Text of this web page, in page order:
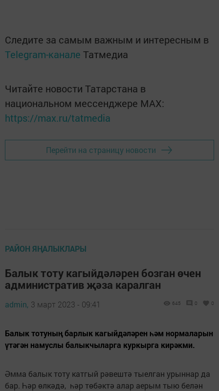
Следите за самым важным и интересным в
Telegram-канале Татмедиа
Читайте новости Татарстана в
национальном мессенджере MАХ:
https://max.ru/tatmedia
Перейти на страницу новости
РАЙОН ЯҢАЛЫКЛАРЫ
Балык тоту кагыйдәләрен бозган өчен
административ җәза каралган
admin, 3 март 2023 - 09:41 645 0 0
Балык тотуның барлык кагыйдәләрен һәм нормаларын
үтәгән намуслы балыкчыларга куркырга кирәкми.
Әмма балык тоту катгый рәвештә тыелган урыннар да
бар. Һәр өлкәдә, һәр төбәктә алар аерым тыю белән